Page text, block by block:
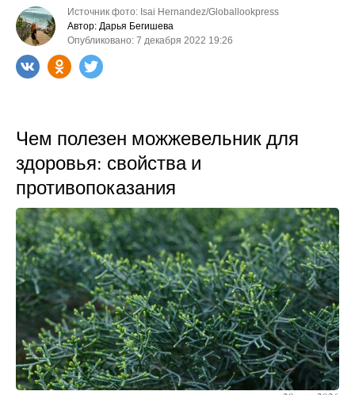
Источник фото: Isai Hernandez/Globallookpress
Автор: Дарья Бегишева
Опубликовано: 7 декабря 2022 19:26
Чем полезен можжевельник для
здоровья: свойства и
противопоказания